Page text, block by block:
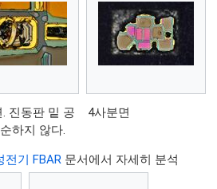
진동판 밑 공
하지 않다.
4사분면
전기 FBAR 문서에서 자세히 분석